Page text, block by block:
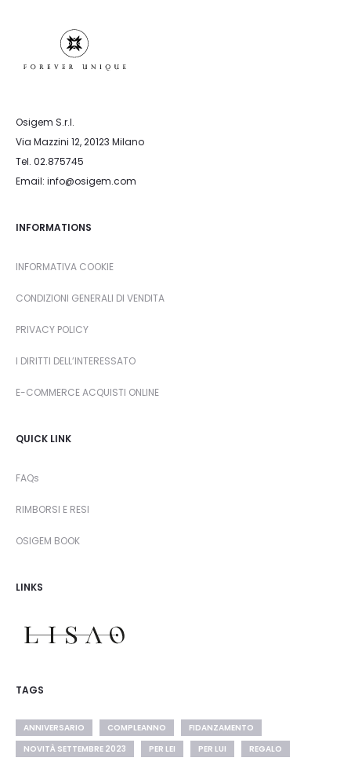
Osigem S.r.l.
Via Mazzini 12, 20123 Milano
Tel. 02.875745
Email: info@osigem.com
INFORMATIONS
INFORMATIVA COOKIE
CONDIZIONI GENERALI DI VENDITA
PRIVACY POLICY
I DIRITTI DELL’INTERESSATO
E-COMMERCE ACQUISTI ONLINE
QUICK LINK
FAQs
RIMBORSI E RESI
OSIGEM BOOK
LINKS
TAGS
ANNIVERSARIO COMPLEANNO
FIDANZAMENTO
NOVITÀ SETTEMBRE 2023
PER LEI PER LUI REGALO